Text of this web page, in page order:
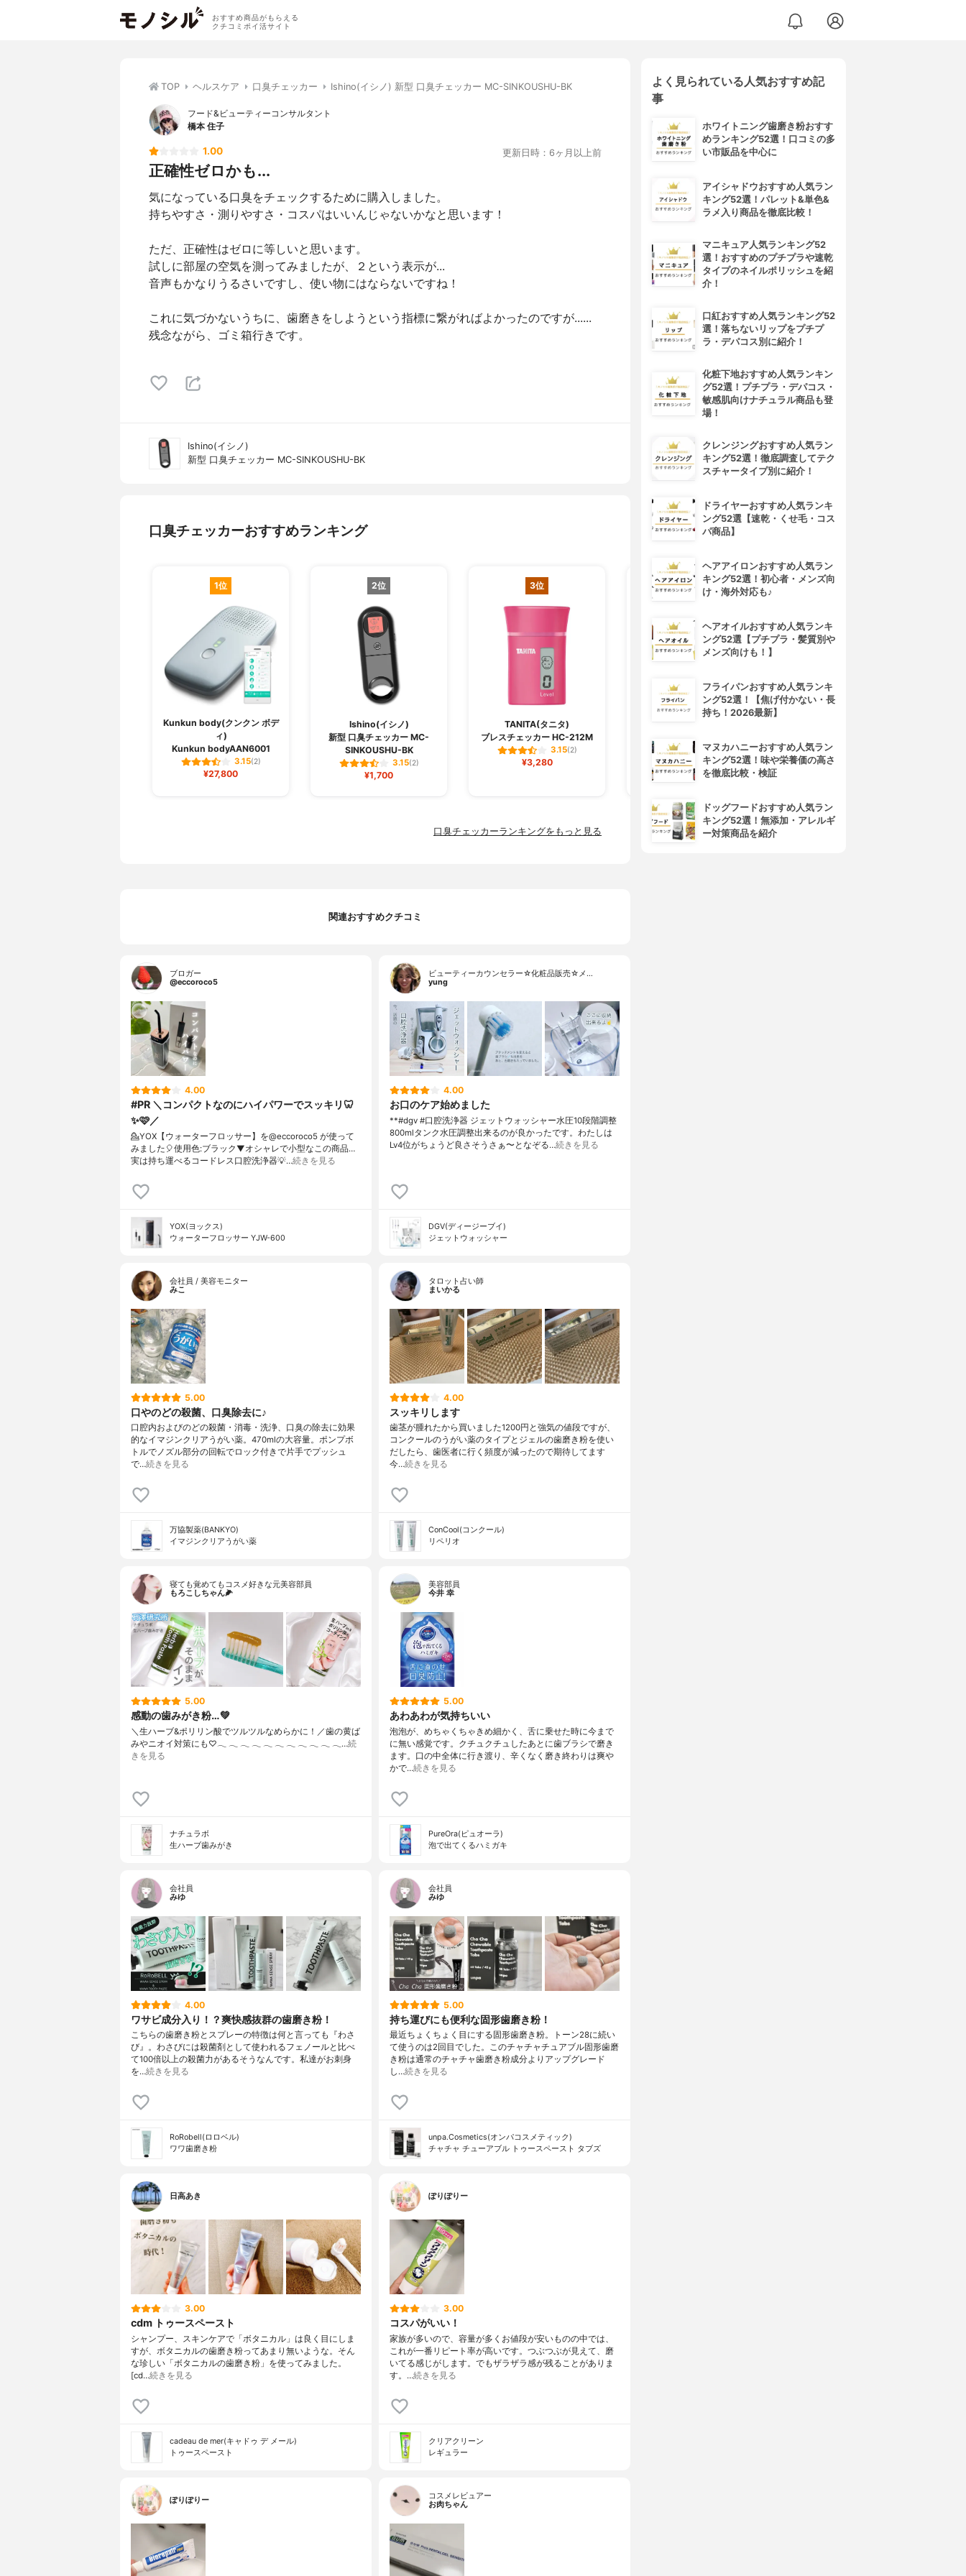
おすすめ商品がもらえる
クチコミポイ活サイト
TOP ヘルスケア 口臭チェッカー Ishino(イシノ) 新型 口臭チェッカー MC-SINKOUSHU-BK
フード&ビューティーコンサルタント
橋本 住子
1.00 更新日時：6ヶ月以上前
正確性ゼロかも...
気になっている口臭をチェックするために購入しました。
持ちやすさ・測りやすさ・コスパはいいんじゃないかなと思います！
ただ、正確性はゼロに等しいと思います。
試しに部屋の空気を測ってみましたが、２という表示が...
音声もかなりうるさいですし、使い物にはならないですね！
これに気づかないうちに、歯磨きをしようという指標に繋がればよかったのですが......
残念ながら、ゴミ箱行きです。
Ishino(イシノ)
新型 口臭チェッカー MC-SINKOUSHU-BK
口臭チェッカーおすすめランキング
1位
Kunkun body(クンクン ボデ
ィ)
Kunkun bodyAAN6001
3.15(2)
¥27,800
2位
Ishino(イシノ)
新型 口臭チェッカー MC-
SINKOUSHU-BK
3.15(2)
¥1,700
3位
TANITA(タニタ)
ブレスチェッカー HC-212M
3.15(2)
¥3,280
4位
3.15(2)
¥6,980
口臭チェッカーランキングをもっと見る
関連おすすめクチコミ
ブロガー
@eccoroco5
4.00
#PR ＼コンパクトなのにハイパワーでスッキリ🦷
✨🩷／
💁YOX【ウォーターフロッサー】を@eccoroco5 が使って
みました🎈⁡使用色:ブラック⁡▼⁡オシャレで小型なこの商品…
実は持ち運べるコードレス口腔洗浄器💡…続きを見る
YOX(ヨックス)
ウォーターフロッサー YJW-600
ビューティーカウンセラー☆化粧品販売☆メ…
yung
4.00
お口のケア始めました
**#dgv #口腔洗浄器 ジェットウォッシャー水圧10段階調整
800mlタンク水圧調整出来るのが良かったです。わたしは
Lv4位がちょうど良さそうさぁ〜となぞる…続きを見る
DGV(ディージーブイ)
ジェットウォッシャー
会社員 / 美容モニター
みこ
5.00
口やのどの殺菌、口臭除去に♪
口腔内およびのどの殺菌・消毒・洗浄、口臭の除去に効果
的なイマジンクリアうがい薬。470mlの大容量。ポンプボ
トルでノズル部分の回転でロック付きで片手でプッシュ
で…続きを見る
万協製薬(BANKYO)
イマジンクリアうがい薬
タロット占い師
まいかる
4.00
スッキリします
歯茎が腫れたから買いました1200円と強気の値段ですが、
コンクールのうがい薬のタイプとジェルの歯磨き粉を使い
だしたら、歯医者に行く頻度が減ったので期待してます
今…続きを見る
ConCool(コンクール)
リペリオ
寝ても覚めてもコスメ好きな元美容部員
もろこしちゃん🌽
5.00
感動の歯みがき粉…💚
＼生ハーブ&ポリリン酸でツルツルなめらかに！／歯の黄ば
みやニオイ対策にも♡‪𓂃‬ ‪𓂃‬ ‪𓂃‬ ‪𓂃‬ ‪𓂃‬ ‪𓂃‬ ‪𓂃‬ ‪𓂃‬ ‪𓂃‬ ‪𓂃‬ ‪𓂃‬…続
きを見る
ナチュラボ
生ハーブ歯みがき
美容部員
今井 幸
5.00
あわあわが気持ちいい
泡泡が、めちゃくちゃきめ細かく、舌に乗せた時に今まで
に無い感覚です。クチュクチュしたあとに歯ブラシで磨き
ます。口の中全体に行き渡り、辛くなく磨き終わりは爽や
かで…続きを見る
PureOra(ピュオーラ)
泡で出てくるハミガキ
会社員
みゆ
4.00
ワサビ成分入り！？爽快感抜群の歯磨き粉！
こちらの歯磨き粉とスプレーの特徴は何と言っても『わさ
び』。わさびには殺菌剤として使われるフェノールと比べ
て100倍以上の殺菌力があるそうなんです。私達がお刺身
を…続きを見る
RoRobell(ロロベル)
ワワ歯磨き粉
会社員
みゆ
5.00
持ち運びにも便利な固形歯磨き粉！
最近ちょくちょく目にする固形歯磨き粉。トーン28に続い
て使うのは2回目でした。このチャチャチュアブル固形歯磨
き粉は通常のチャチャ歯磨き粉成分よりアップグレード
し…続きを見る
unpa.Cosmetics(オンパコスメティック)
チャチャ チューアブル トゥースペースト タブズ
日高あき
3.00
cdm トゥースペースト
シャンプー、スキンケアで「ボタニカル」は良く目にしま
すが、ボタニカルの歯磨き粉ってあまり無いような。そん
な珍しい「ボタニカルの歯磨き粉」を使ってみました。
[cd…続きを見る
cadeau de mer(キャドゥ デ メール)
トゥースペースト
ぽりぽりー
3.00
コスパがいい！
家族が多いので、容量が多くお値段が安いものの中では、
これが一番リピート率が高いです。つぶつぶが見えて、磨
いてる感じがします。でもザラザラ感が残ることがありま
す。…続きを見る
クリアクリーン
レギュラー
ぽりぽりー
コスメレビュアー
お肉ちゃん
よく見られている人気おすすめ記
事
ホワイトニング歯磨き粉おすす
めランキング52選！口コミの多
い市販品を中心に
アイシャドウおすすめ人気ラン
キング52選！パレット&単色&
ラメ入り商品を徹底比較！
マニキュア人気ランキング52
選！おすすめのプチプラや速乾
タイプのネイルポリッシュを紹
介！
口紅おすすめ人気ランキング52
選！落ちないリップをプチプ
ラ・デパコス別に紹介！
化粧下地おすすめ人気ランキン
グ52選！プチプラ・デパコス・
敏感肌向けナチュラル商品も登
場！
クレンジングおすすめ人気ラン
キング52選！徹底調査してテク
スチャータイプ別に紹介！
ドライヤーおすすめ人気ランキ
ング52選【速乾・くせ毛・コス
パ商品】
ヘアアイロンおすすめ人気ラン
キング52選！初心者・メンズ向
け・海外対応も♪
ヘアオイルおすすめ人気ランキ
ング52選【プチプラ・髪質別や
メンズ向けも！】
フライパンおすすめ人気ランキ
ング52選！【焦げ付かない・長
持ち！2026最新】
マヌカハニーおすすめ人気ラン
キング52選！味や栄養価の高さ
を徹底比較・検証
ドッグフードおすすめ人気ラン
キング52選！無添加・アレルギ
ー対策商品を紹介